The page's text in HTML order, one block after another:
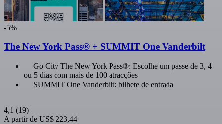
-5%
The New York Pass® + SUMMIT One Vanderbilt
Go City The New York Pass®: Escolhe um passe de 3, 4
ou 5 dias com mais de 100 atracções
SUMMIT One Vanderbilt: bilhete de entrada
4,1 (19)
A partir de US$ 223,44